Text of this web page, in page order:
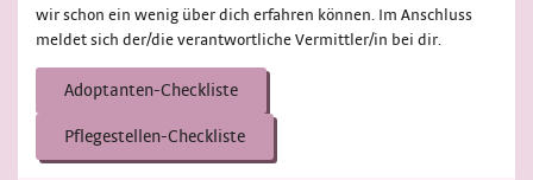
wir schon ein wenig über dich erfahren können. Im Anschluss
meldet sich der/die verantwortliche Vermittler/in bei dir.
Adoptanten-Checkliste
Pflegestellen-Checkliste